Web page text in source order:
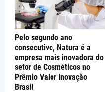
Pelo segundo ano
consecutivo, Natura é a
empresa mais inovadora do
setor de Cosméticos no
Prêmio Valor Inovação
Brasil